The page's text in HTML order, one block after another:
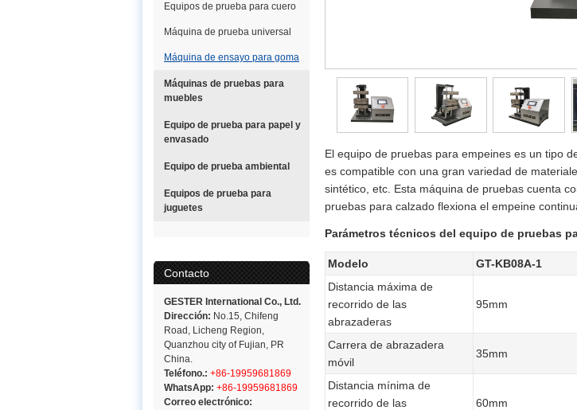
Equipos de prueba para cuero
Máquina de prueba universal
Máquina de ensayo para goma
Máquinas de pruebas para
muebles
Equipo de prueba para papel y
envasado
Equipo de prueba ambiental
Equipos de prueba para
juguetes
Contacto
GESTER International Co., Ltd.
Dirección: No.15, Chifeng
Road, Licheng Region,
Quanzhou city of Fujian, PR
China.
Teléfono.: +86-19959681869
WhatsApp: +86-19959681869
Correo electrónico:
El equipo de pruebas para empeines es un tipo
es compatible con una gran variedad de
sintético, etc. Esta máquina de pruebas cuenta
pruebas para calzado flexiona el empeine
Parámetros técnicos del equipo de pruebas
Modelo GT-KB08A-1
Distancia máxima de
recorrido de las
abrazaderas
95mm
Carrera de abrazadera
móvil
35mm
Distancia mínima de
recorrido de las
60mm